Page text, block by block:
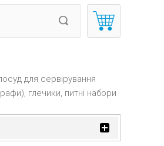
для сервірування
глечики, питні набори